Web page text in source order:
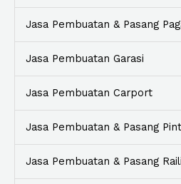
Jasa Pembuatan & Pasang
Jasa Pembuatan Garasi
Jasa Pembuatan Carport
Jasa Pembuatan & Pasang
Jasa Pembuatan & Pasang